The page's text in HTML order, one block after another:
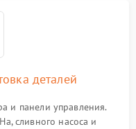
деталей
и панели управления.
сливного насоса и